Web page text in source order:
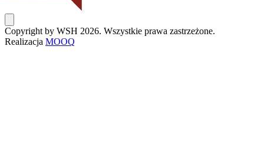
Copyright by WSH 2026. Wszystkie prawa zastrzeżone.
Realizacja MOOQ